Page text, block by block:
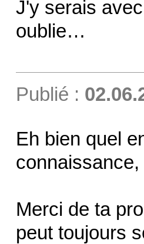
J'y serais
oublie…
Publié :
Eh bien quel
connaissance,
Merci de ta
peut toujours